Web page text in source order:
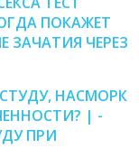
ПОКАЖЕТ
ЗАЧАТИЯ ЧЕРЕЗ
НАСМОРК
| -
ПРИ